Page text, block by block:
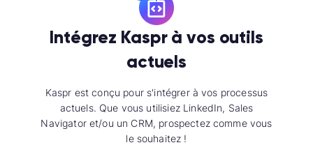
Intégrez Kaspr à vos outils
actuels
Kaspr est conçu pour s'intégrer à vos processus
actuels. Que vous utilisiez LinkedIn, Sales
Navigator et/ou un CRM, prospectez comme vous
le souhaitez !